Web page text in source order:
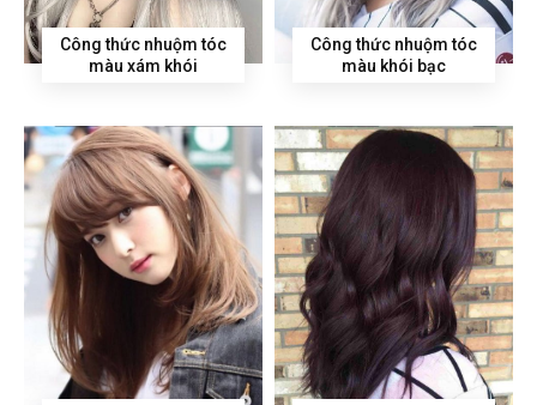
Công thức nhuộm tóc
màu xám khói
Công thức nhuộm tóc
màu khói bạc